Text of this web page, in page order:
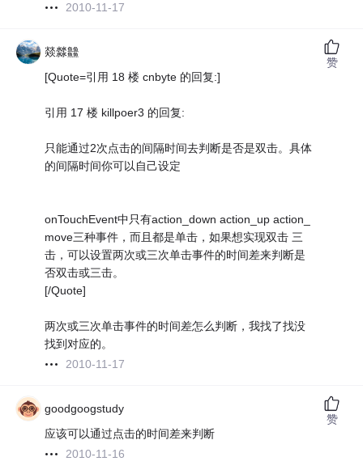
2010-11-17
燚㵘䲜
[Quote=引用 18 楼 cnbyte 的回复:]
引用 17 楼 killpoer3 的回复:
只能通过2次点击的间隔时间去判断是否是双击。具体
的间隔时间你可以自己设定
onTouchEvent中只有action_down action_up action_
move三种事件，而且都是单击，如果想实现双击 三
击，可以设置两次或三次单击事件的时间差来判断是
否双击或三击。
[/Quote]
两次或三次单击事件的时间差怎么判断，我找了找没
找到对应的。
2010-11-17
赞
goodgoogstudy
应该可以通过点击的时间差来判断
2010-11-16
赞